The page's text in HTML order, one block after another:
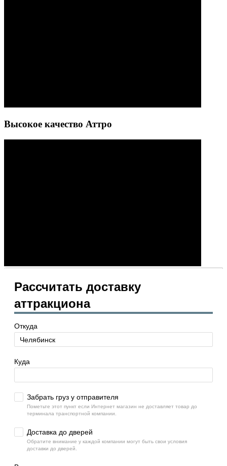
Высокое качество Аттро
Рассчитать доставку
аттракциона
Откуда
Куда
Забрать груз у отправителя
Пометьте этот пункт если Интернет магазин не доставляет товар до
терминала транспортной компании.
Доставка до дверей
Обратите внимание у каждой компании могут быть свои условия
доставки до дверей.